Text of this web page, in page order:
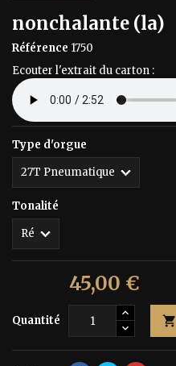
nonchalante (la)
Référence 1750
Ecouter l'extrait du carton :
Type d'orgue
Tonalité
45,00 €
Quantité 